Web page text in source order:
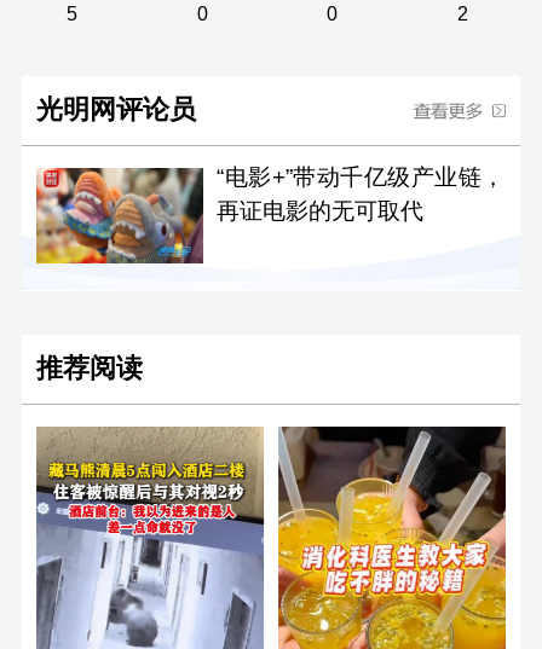
5
0
0
2
光明网评论员
“电影+”带动千亿级产业链，
再证电影的无可取代
推荐阅读